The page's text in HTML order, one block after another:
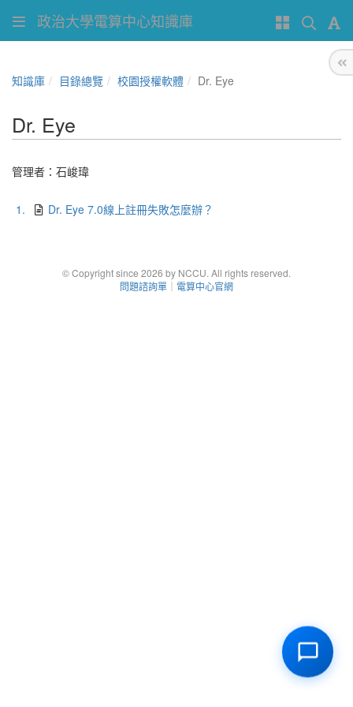
政治大學電算中心知識庫
知識庫 目錄總覽 校園授權軟體 Dr. Eye
Dr. Eye
管理者： 石峻瑋
1. Dr. Eye 7.0線上註冊失敗怎麼辦？
© Copyright since 2026 by NCCU. All rights reserved.
問題諮詢單 ｜ 電算中心官網